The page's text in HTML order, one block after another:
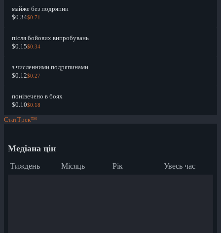
майже без подряпин
$0.34$0.71
після бойових випробувань
$0.15$0.34
з численними подряпинами
$0.12$0.27
понівечено в боях
$0.10$0.18
СтатТрек™
Медіана цін
Тиждень Місяць Рік Увесь час